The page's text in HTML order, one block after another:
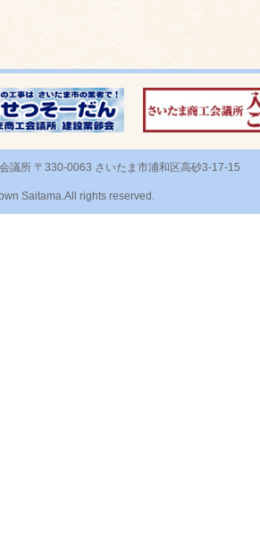
議所 〒330-0063 さいたま市浦和区高砂3-17-15
Saitama.All rights reserved.